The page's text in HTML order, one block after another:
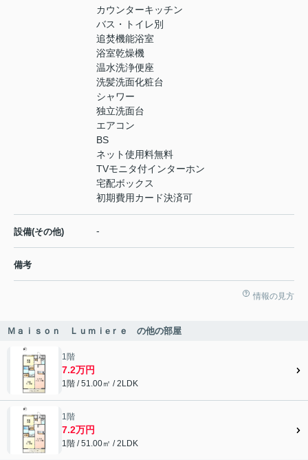
カウンターキッチン
バス・トイレ別
追焚機能浴室
浴室乾燥機
温水洗浄便座
洗髪洗面化粧台
シャワー
独立洗面台
エアコン
BS
ネット使用料無料
TVモニタ付インターホン
宅配ボックス
初期費用カード決済可
設備(その他) -
備考
情報の見方
Ｍａｉｓｏｎ Ｌｕｍｉeｒｅ の他の部屋
1階
7.2万円
1階 / 51.00㎡ / 2LDK
1階
7.2万円
1階 / 51.00㎡ / 2LDK